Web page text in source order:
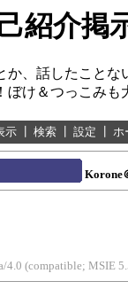
紹介掲
、話したことな
ぼけ＆つっこみも
示 検索 設定 ホ
Korone
4.0 (compatible; MSIE